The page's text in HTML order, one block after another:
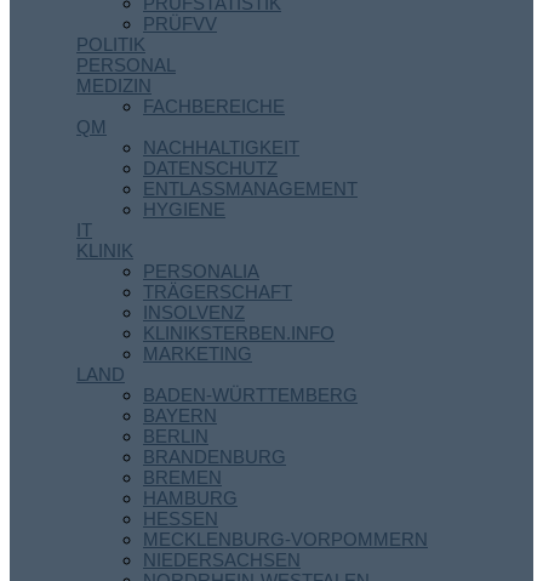
PRÜFVV
POLITIK
PERSONAL
MEDIZIN
FACHBEREICHE
QM
NACHHALTIGKEIT
DATENSCHUTZ
ENTLASSMANAGEMENT
HYGIENE
IT
KLINIK
PERSONALIA
TRÄGERSCHAFT
INSOLVENZ
KLINIKSTERBEN.INFO
MARKETING
LAND
BADEN-WÜRTTEMBERG
BAYERN
BERLIN
BRANDENBURG
BREMEN
HAMBURG
HESSEN
MECKLENBURG-VORPOMMERN
NIEDERSACHSEN